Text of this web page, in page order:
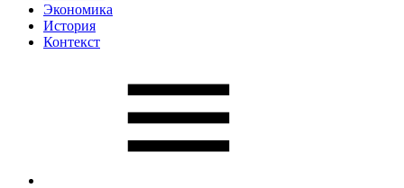
Экономика
История
Контекст